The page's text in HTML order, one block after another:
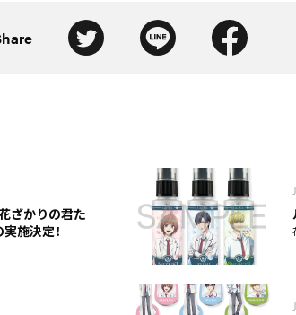
ざかりの君た
施決定！